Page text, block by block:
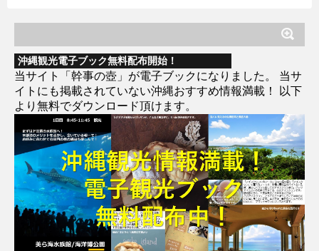
沖縄観光電子ブック無料配布開始！
当サイト「幹事の壺」が電子ブックになりました。 当サ
イトにも掲載されていない沖縄おすすめ情報満載！ 以下
より無料でダウンロード頂けます。